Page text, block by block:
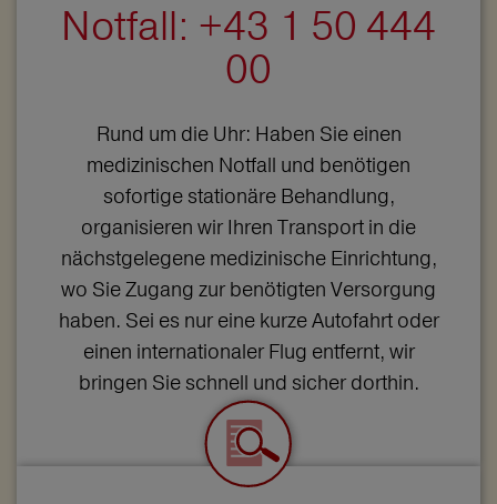
Notfall: +43 1 50 444
00
Rund um die Uhr: Haben Sie einen
medizinischen Notfall und benötigen
sofortige stationäre Behandlung,
organisieren wir Ihren Transport in die
nächstgelegene medizinische Einrichtung,
wo Sie Zugang zur benötigten Versorgung
haben. Sei es nur eine kurze Autofahrt oder
einen internationaler Flug entfernt, wir
bringen Sie schnell und sicher dorthin.